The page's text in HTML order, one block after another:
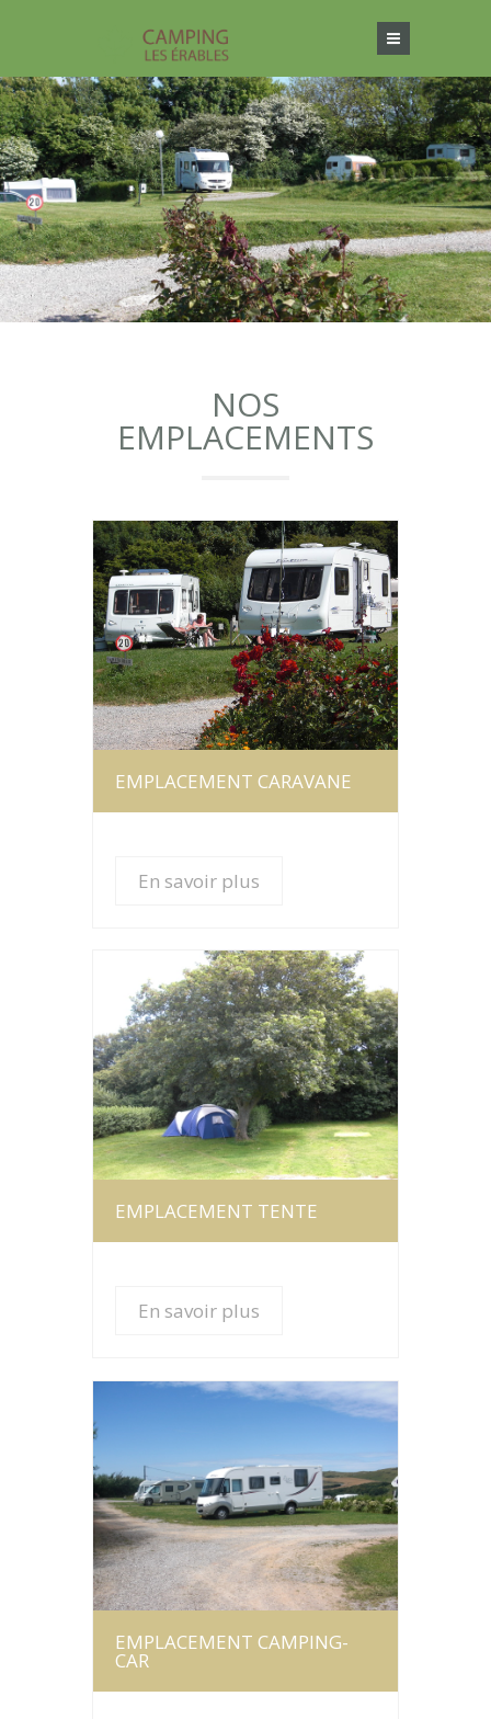
NOS
EMPLACEMENTS
En savoir plus
EMPLACEMENT CARAVANE
En savoir plus
En savoir plus
EMPLACEMENT TENTE
En savoir plus
En savoir plus
EMPLACEMENT CAMPING-
CAR